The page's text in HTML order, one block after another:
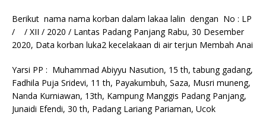
Berikut nama nama korban dalam lakaa lalin dengan No : LP
/ / XII / 2020 / Lantas Padang Panjang Rabu, 30 Desember
2020, Data korban luka2 kecelakaan di air terjun Membah Anai
Yarsi PP : Muhammad Abiyyu Nasution, 15 th, tabung gadang,
Fadhila Puja Sridevi, 11 th, Payakumbuh, Saza, Musri muneng,
Nanda Kurniawan, 13th, Kampung Manggis Padang Panjang,
Junaidi Efendi, 30 th, Padang Lariang Pariaman, Ucok